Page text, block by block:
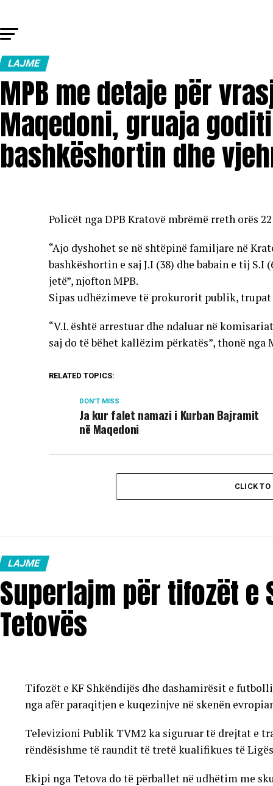
LAJME
MPB me detaje për
Maqedoni, gruaja
bashkëshortin dhe
Policët nga DPB Kratovë mbrëmë rreth orës
“Ajo dyshohet se në shtëpinë familjare në
bashkëshortin e saj J.I (38) dhe babain e tij
jetë”, njofton MPB.
Sipas udhëzimeve të prokurorit publik,
“V.I. është arrestuar dhe ndaluar në
saj do të bëhet kallëzim përkatës”, thonë nga
RELATED TOPICS:
DON'T MISS
Ja kur falet namazi i Kurban Bajramit
në Maqedoni
CLICK
LAJME
Superlajm për tifozët e
Tetovës
Tifozët e KF Shkëndijës dhe dashamirësit e
nga afër paraqitjen e kuqezinjve në skenën
Televizioni Publik TVM2 ka siguruar të drejtat e
rëndësishme të raundit të tretë kualifikues të Ligës
Ekipi nga Tetova do të përballet në udhëtim me